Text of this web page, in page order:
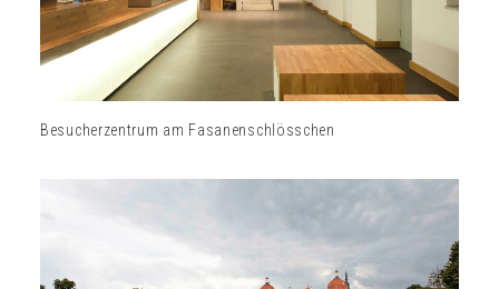
Besucherzentrum am Fasanenschlösschen